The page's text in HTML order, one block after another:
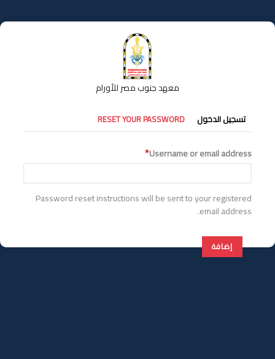
إلى
المحتوى
معهد جنوب مصر للأورام
التبويبات
الأساسية
تسجيل الدخول RESET YOUR PASSWORD
Username or email address
Password reset instructions will be sent to your registered
email address.